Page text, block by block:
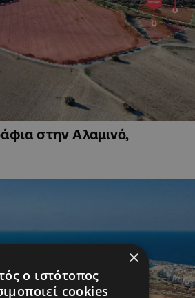
στην Αλαμινό,
×
ο ιστότοπος
cookies